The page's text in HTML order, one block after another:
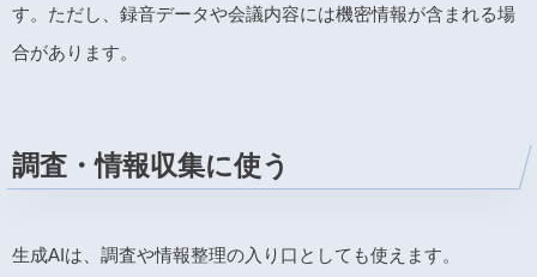
す。ただし、録音データや会議内容には機密情報が含まれる場
合があります。
調査・情報収集に使う
生成AIは、調査や情報整理の入り口としても使えます。